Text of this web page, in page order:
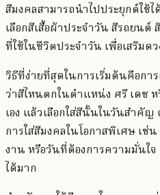
สีมงคลสามารถนำไปประยุกต์ใช้
เลือกสีเสื้อผ้าประจำวัน สีรถยน
ที่ใช้ในชีวิตประจำวัน เพื่อเสริมด
วิธีที่ง่ายที่สุดในการเริ่มต้นคือกา
ว่าสีไหนตกในตำแหน่ง ศรี เดช
เอง แล้วเลือกใส่สีนั้นในวันสำคั
การใส่สีมงคลในโอกาสพิเศษ เ
งาน หรือวันที่ต้องการความมั่นใ
ได้มาก